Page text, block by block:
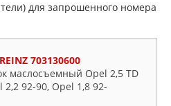
для запрошенного номера
703130600
маслосъемный Opel 2,5 TD
2,2 92-90, Opel 1,8 92-